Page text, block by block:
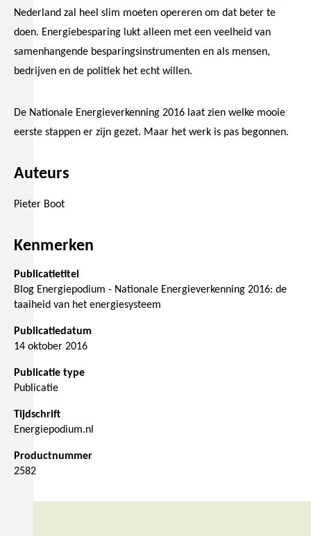
Nederland zal heel slim moeten opereren om dat beter te
doen. Energiebesparing lukt alleen met een veelheid van
samenhangende besparingsinstrumenten en als mensen,
bedrijven en de politiek het echt willen.
De Nationale Energieverkenning 2016 laat zien welke mooie
eerste stappen er zijn gezet. Maar het werk is pas begonnen.
Auteurs
Pieter Boot
Kenmerken
Publicatietitel
Blog Energiepodium - Nationale Energieverkenning 2016: de
taaiheid van het energiesysteem
Publicatiedatum
14 oktober 2016
Publicatie type
Publicatie
Tijdschrift
Energiepodium.nl
Productnummer
2582